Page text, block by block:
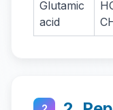
Glutamic
acid